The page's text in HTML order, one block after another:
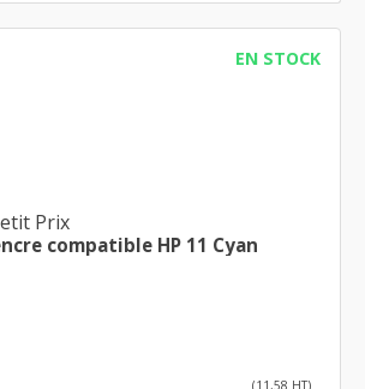
EN STOCK
Prix
compatible HP 11 Cyan
(11,58 HT)